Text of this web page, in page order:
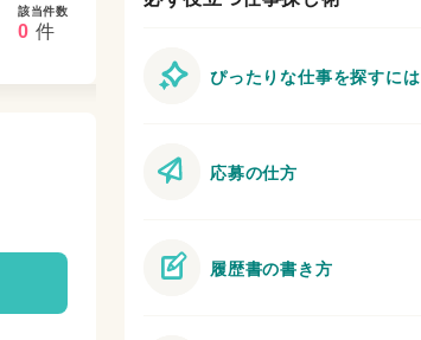
該当件数
0 件
ぴったりな仕事を探すには
応募の仕方
履歴書の書き方